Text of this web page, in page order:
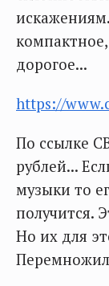
дорогое...
https://
По ссылке
рублей...
музыки то
получится.
Но их для